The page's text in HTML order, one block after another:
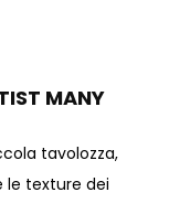
MANY
tavolozza,
le texture dei